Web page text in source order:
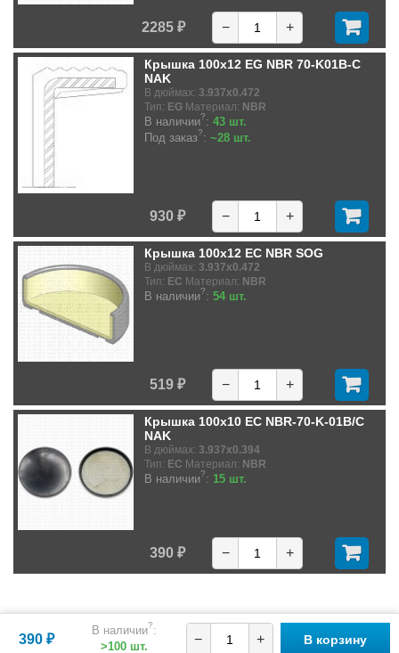
390 ₽
В наличии?:
>100 шт.
− + В корзину
2285 ₽ − +
Крышка 100x12 EG NBR 70-K01B-C
NAK
В дюймах: 3.937x0.472
Тип: EG Материал: NBR
В наличии?: 43 шт.
Под заказ?: ~28 шт.
930 ₽ − +
Крышка 100x12 EC NBR SOG
В дюймах: 3.937x0.472
Тип: EC Материал: NBR
В наличии?: 54 шт.
519 ₽ − +
Крышка 100x10 EC NBR-70-K-01B/C
NAK
В дюймах: 3.937x0.394
Тип: EC Материал: NBR
В наличии?: 15 шт.
390 ₽ − +